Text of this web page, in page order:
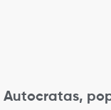
Autocratas,